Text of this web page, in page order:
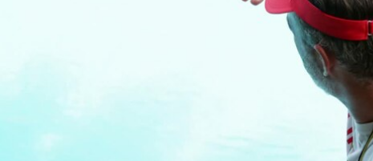
Academy
Документация по
Пакету ИИ
Служба
поддержки